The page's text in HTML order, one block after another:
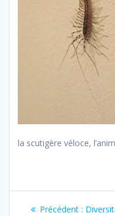
la scutigère véloce,
Navigation
Précédent : Article